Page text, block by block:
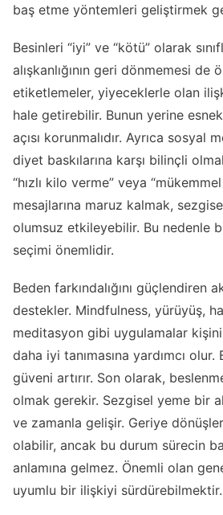
baş etme yöntemleri geliştirmek
Besinleri “iyi” ve “kötü” olarak
alışkanlığının geri dönmemesi de
etiketlemeler, yiyeceklerle olan
hale getirebilir. Bunun yerine
açısı korunmalıdır. Ayrıca sosyal
diyet baskılarına karşı bilinçli
“hızlı kilo verme” veya
mesajlarına maruz kalmak,
olumsuz etkileyebilir. Bu nedenle
seçimi önemlidir.
Beden farkındalığını güçlendiren
destekler. Mindfulness, yürüyüş,
meditasyon gibi uygulamalar
daha iyi tanımasına yardımcı
güveni artırır. Son olarak,
olmak gerekir. Sezgisel yeme bir
ve zamanla gelişir. Geriye
olabilir, ancak bu durum sürecin
anlamına gelmez. Önemli olan
uyumlu bir ilişkiyi sürdürebilmektir.